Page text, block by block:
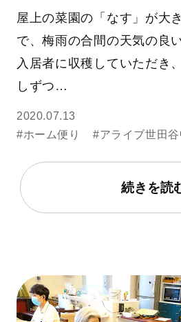
屋上の菜園の「なす」が大
で、梅雨の合間の天気の良
入居者に収穫していただき
しずつ…
2020.07.13
#ホーム便り
#アライブ世田
続きを読